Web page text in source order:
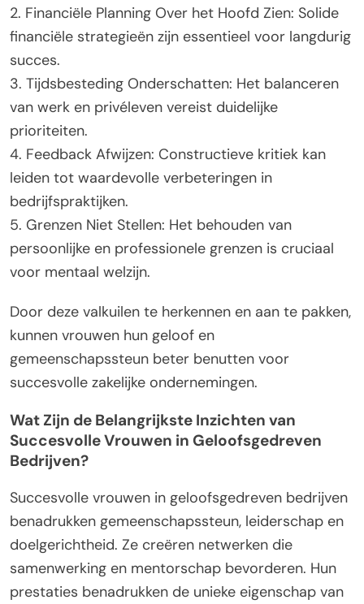
2. Financiële Planning Over het Hoofd Zien: Solide
financiële strategieën zijn essentieel voor langdurig
succes.
3. Tijdsbesteding Onderschatten: Het balanceren
van werk en privéleven vereist duidelijke
prioriteiten.
4. Feedback Afwijzen: Constructieve kritiek kan
leiden tot waardevolle verbeteringen in
bedrijfspraktijken.
5. Grenzen Niet Stellen: Het behouden van
persoonlijke en professionele grenzen is cruciaal
voor mentaal welzijn.
Door deze valkuilen te herkennen en aan te pakken,
kunnen vrouwen hun geloof en
gemeenschapssteun beter benutten voor
succesvolle zakelijke ondernemingen.
Wat Zijn de Belangrijkste Inzichten van
Succesvolle Vrouwen in Geloofsgedreven
Bedrijven?
Succesvolle vrouwen in geloofsgedreven bedrijven
benadrukken gemeenschapssteun, leiderschap en
doelgerichtheid. Ze creëren netwerken die
samenwerking en mentorschap bevorderen. Hun
prestaties benadrukken de unieke eigenschap van